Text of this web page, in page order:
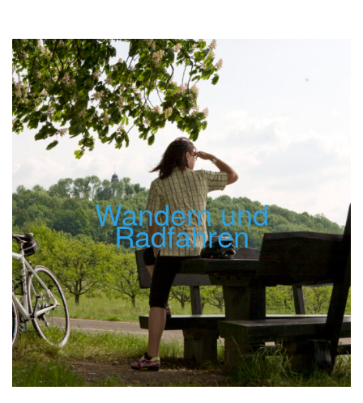
Wandern und
Radfahren